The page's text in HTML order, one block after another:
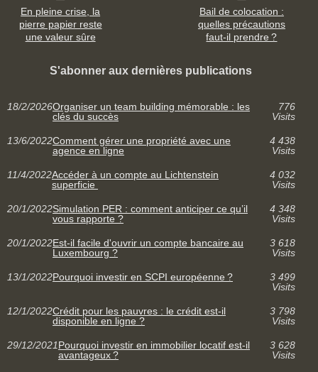
En pleine crise, la
pierre papier reste
une valeur sûre
Bail de colocation :
quelles précautions
faut-il prendre ?
S'abonner aux dernières publications
18/2/2026Organiser un team building mémorable : les
clés du succès
776
Visits
13/6/2022Comment gérer une propriété avec une
agence en ligne
4 438
Visits
11/4/2022Accéder à un compte au Lichtenstein
superficie
4 032
Visits
20/1/2022Simulation PER : comment anticiper ce qu’il
vous rapporte ?
4 348
Visits
20/1/2022Est-il facile d'ouvrir un compte bancaire au
Luxembourg ?
3 618
Visits
13/1/2022Pourquoi investir en SCPI européenne ?
3 499
Visits
12/1/2022Crédit pour les pauvres : le crédit est-il
disponible en ligne ?
3 798
Visits
29/12/2021Pourquoi investir en immobilier locatif est-il
avantageux ?
3 628
Visits